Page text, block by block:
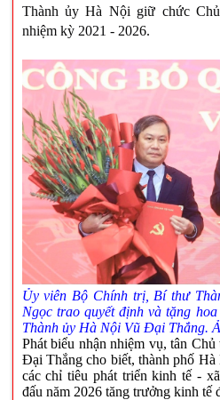
Thành ủy Hà Nội giữ chức
nhiệm kỳ 2021 - 2026.
Ủy viên Bộ Chính trị, Bí thư
Ngọc trao quyết định và tặng
Thành ủy Hà Nội Vũ Đại Thắng.
Phát biểu nhận nhiệm vụ, tân
Đại Thắng cho biết, thành phố Hà
các chỉ tiêu phát triển kinh tế -
đấu năm 2026 tăng trưởng kinh tế